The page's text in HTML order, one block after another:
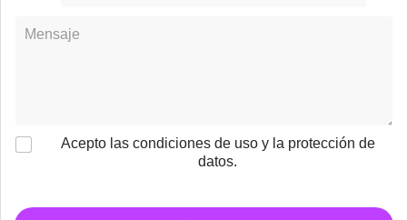
Acepto las condiciones de uso y la protección de
datos.